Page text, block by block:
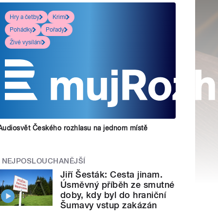
Hry a četby
Krimi
Pohádky
Pořady
Živé vysílání
Českého rozhlasu na jednom místě
NEJPOSLOUCHANĚJŠÍ
Jiří Šesták: Cesta jinam.
Úsměvný příběh ze smutné
doby, kdy byl do hraniční
Šumavy vstup zakázán